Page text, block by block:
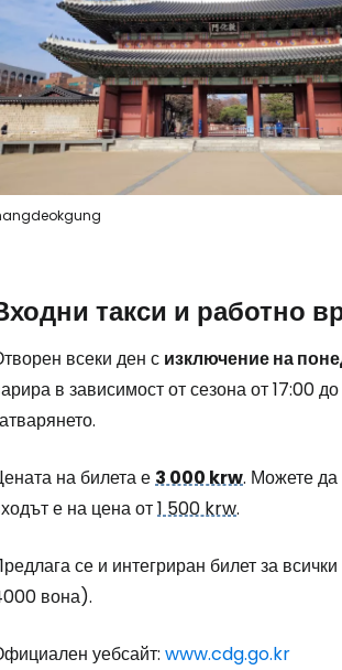
такси и работно
всеки ден с изключение на
в зависимост от сезона от 17:00
на билета е3 000 krw. Можете да
е на цена от1 500 krw.
се и интегриран билет за
вона).
уебсайт: www.cdg.go.kr